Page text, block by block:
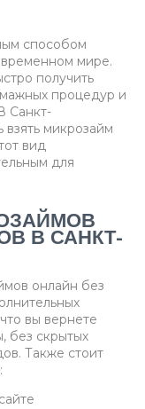
способом
мире.
получить
процедур и
Санкт-
взять микрозайм
вид
для
В САНКТ-
онлайн без
вы вернете
без скрытых
Также стоит